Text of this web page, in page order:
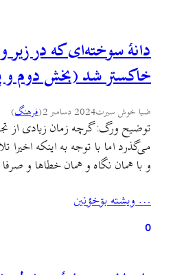
دانه­ٔ سوخته‌­ای که در زیر
خاکستر شد (بخش دوم و
ضیا خوش سیرت2024 دسامبر 2 (فرهنگ)
توضیح ورگ: گرچه زمان زیادی
می‌گذرد اما با توجه به اینکه اخیرا
و با همان نگاه و همان خطاها و صرفا
گیلکی) و حفظ و افزودن اسامی
… ويشته بۊخؤنين
0